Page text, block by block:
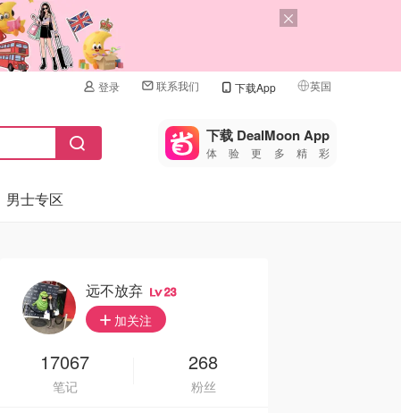
登录 联系我们 下载App 英国
🇺🇸
🇨🇳 中国
🇮🇹
🇦🇺
下载 DealMoon App
体验更多精彩
男士专区
远不放弃 23
加关注
17067
笔记
268
粉丝